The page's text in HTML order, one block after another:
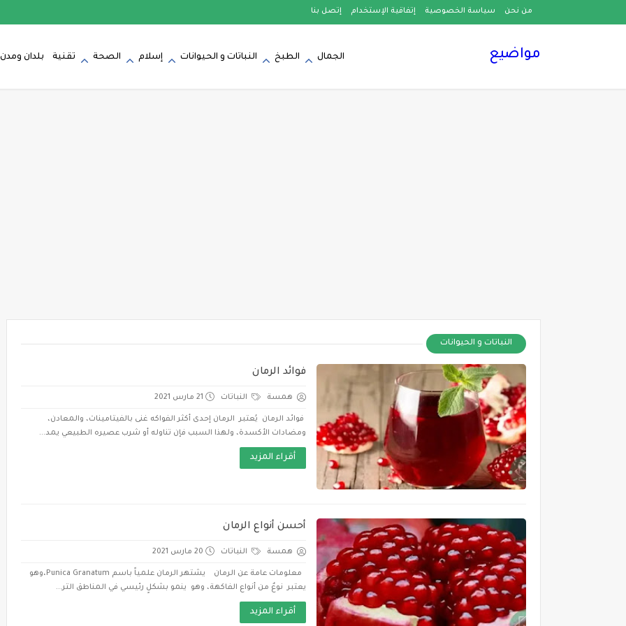
من نحن سياسة الخصوصية إتفاقية الإستخدام إتصل بنا
مواضيع الجمال الطبخ النباتات و الحيوانات إسلام الصحة تقنية بلدان ومدن
النباتات و الحيوانات
فوائد الرمان
همسة النباتات 21 مارس 2021
فوائد الرمان يُعتبر الرمان إحدى أكثر الفواكه غنى بالفيتامينات، والمعادن،
ومضادات الأكسدة، ولهذا السبب فإن تناوله أو شرب عصيره الطبيعي يمد...
أقراء المزيد
أحسن أنواع الرمان
همسة النباتات 20 مارس 2021
معلومات عامة عن الرمان يشتهر الرمان علمياً باسم Punica Granatum،وهو
يعتبر نوعٌ من أنواع الفاكهة، وهو ينمو بشكلٍ رئيسي في المناطق التر...
أقراء المزيد